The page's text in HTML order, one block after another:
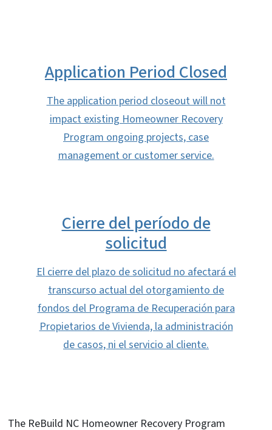
Application Period Closed
The application period closeout will not
impact existing Homeowner Recovery
Program ongoing projects, case
management or customer service.
Cierre del período de
solicitud
El cierre del plazo de solicitud no afectará el
transcurso actual del otorgamiento de
fondos del Programa de Recuperación para
Propietarios de Vivienda, la administración
de casos, ni el servicio al cliente.
The ReBuild NC Homeowner Recovery Program